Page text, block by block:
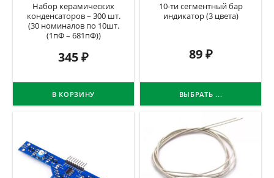
Набор керамических
конденсаторов – 300 шт.
(30 номиналов по 10шт.
(1пФ – 681пФ))
345₽
В КОРЗИНУ
10-ти сегментный бар
индикатор (3 цвета)
89₽
ВЫБРАТЬ ...